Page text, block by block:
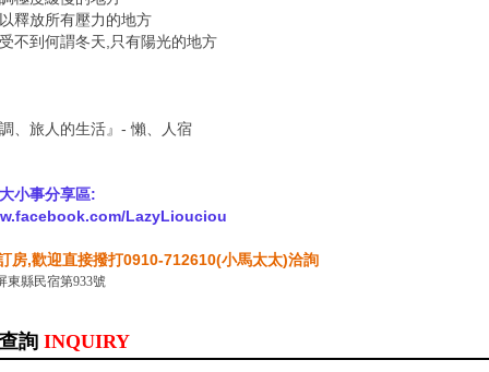
釋放所有壓力的地方
不到何謂冬天,只有陽光的地方
、旅人的生活』- 懶、人宿
小事分享區:
LazyLiouciou
房,歡迎直接撥打0910-712610(小馬太太)洽詢
東縣民宿第933號
詢 INQUIRY